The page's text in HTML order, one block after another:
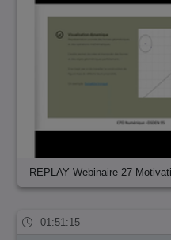
REPLAY Webinaire 27
01:51:15